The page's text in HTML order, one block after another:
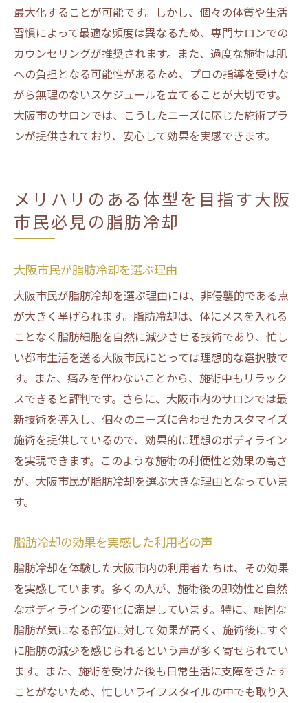
最大化することが可能です。しかし、個々の体質や生活
習慣によって最適な頻度は異なるため、専門サロンでの
カウンセリングが推奨されます。また、過度な施術は肌
への負担となる可能性があるため、プロの指導を受けな
がら無理のないスケジュールを立てることが大切です。
大阪市のサロンでは、こうしたニーズに応じた施術プラ
ンが提供されており、安心して効果を実感できます。
メリハリのある体型を目指す大阪
市民必見の脂肪冷却
大阪市民が脂肪冷却を選ぶ理由
大阪市民が脂肪冷却を選ぶ理由には、非侵襲的である点
が大きく挙げられます。脂肪冷却は、体にメスを入れる
ことなく脂肪細胞を自然に減少させる技術であり、忙し
い都市生活を送る大阪市民にとっては理想的な選択肢で
す。また、痛みを伴わないことから、施術中もリラック
スできると評判です。さらに、大阪市内のサロンでは最
新技術を導入し、個々のニーズに合わせたカスタマイズ
施術を提供しているので、効果的に理想のボディライン
を実現できます。このような施術の利便性と効果の高さ
が、大阪市民が脂肪冷却を選ぶ大きな理由となっていま
す。
脂肪冷却の効果を実感した利用者の声
脂肪冷却を体験した大阪市内の利用者たちは、その効果
を実感しています。多くの人が、施術後の即効性と自然
なボディラインの変化に満足しています。特に、頑固な
脂肪が気になる部位に対して効果が高く、施術後にすぐ
に脂肪の減少を感じられるという声が多く寄せられてい
ます。また、施術を受けた後も日常生活に支障をきたす
ことがないため、忙しいライフスタイルの中でも取り入